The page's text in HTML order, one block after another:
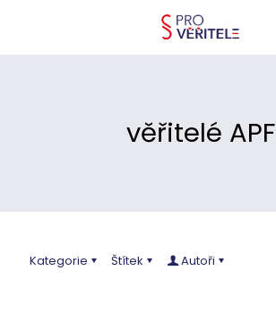
věřitelé APF
Kategorie Štítek Autoři